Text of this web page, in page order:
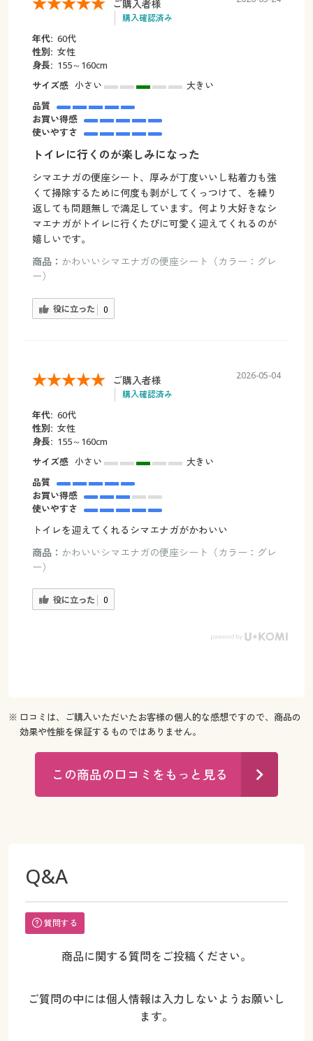
ご購入者様
購入確認済み
年代: 60代
性別: 女性
身長: 155～160cm
サイズ感 小さい
大きい
品質
お買い得感
使いやすさ
トイレに行くのが楽しみになった
シマエナガの便座シート、厚みが丁度いいし粘着力も強
くて掃除するために何度も剥がしてくっつけて、を繰り
返しても問題無しで満足しています。何より大好きなシ
マエナガがトイレに行くたびに可愛く迎えてくれるのが
嬉しいです。
商品： かわいいシマエナガの便座シート（カラー：グレ
ー）
役に立った 0
ご購入者様
購入確認済み
2026-05-04
年代: 60代
性別: 女性
身長: 155～160cm
サイズ感 小さい
大きい
品質
お買い得感
使いやすさ
トイレを迎えてくれるシマエナガがかわいい
商品： かわいいシマエナガの便座シート（カラー：グレ
ー）
役に立った 0
※ 口コミは、ご購入いただいたお客様の個人的な感想ですので、商品の
効果や性能を保証するものではありません。
この商品の口コミをもっと見る
Q&A
質問する
商品に関する質問をご投稿ください。
ご質問の中には個人情報は入力しないようお願いし
ます。